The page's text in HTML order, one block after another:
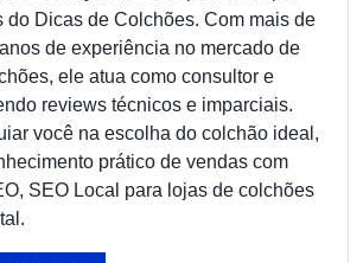
do Dicas de Colchões. Com mais de
de experiência no mercado de
ele atua como consultor e
reviews técnicos e imparciais.
você na escolha do colchão ideal,
prático de vendas com
SEO Local para lojas de colchões